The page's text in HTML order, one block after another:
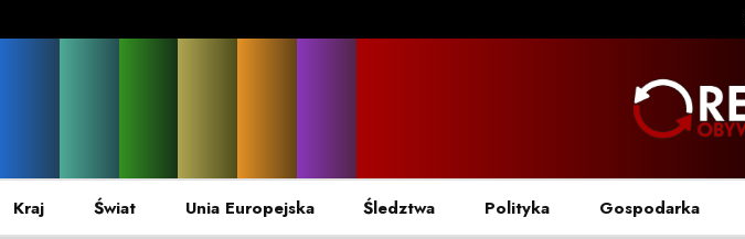
Kraj Świat Unia Europejska Śledztwa Polityka Gospodarka